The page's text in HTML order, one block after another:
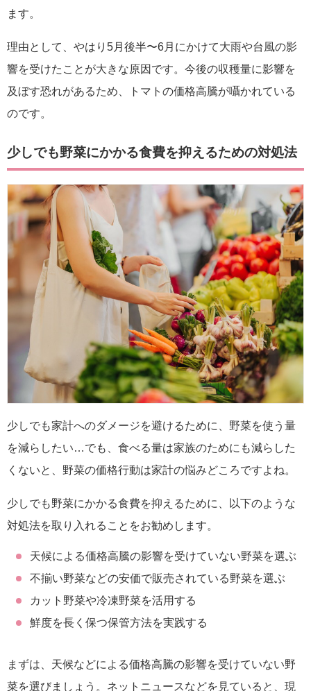
ます。
理由として、やはり5月後半〜6月にかけて大雨や台風の影
響を受けたことが大きな原因です。今後の収穫量に影響を
及ぼす恐れがあるため、トマトの価格高騰が囁かれている
のです。
少しでも野菜にかかる食費を抑えるための対処法
少しでも家計へのダメージを避けるために、野菜を使う量
を減らしたい…でも、食べる量は家族のためにも減らした
くないと、野菜の価格行動は家計の悩みどころですよね。
少しでも野菜にかかる食費を抑えるために、以下のような
対処法を取り入れることをお勧めします。
天候による価格高騰の影響を受けていない野菜を選ぶ
不揃い野菜などの安価で販売されている野菜を選ぶ
カット野菜や冷凍野菜を活用する
鮮度を長く保つ保管方法を実践する
まずは、天候などによる価格高騰の影響を受けていない野
菜を選びましょう。ネットニュースなどを見ていると、現